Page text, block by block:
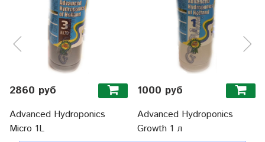
2860 руб
Advanced Hydroponics
Micro 1L
1000 руб
Advanced Hydroponics
Growth 1 л